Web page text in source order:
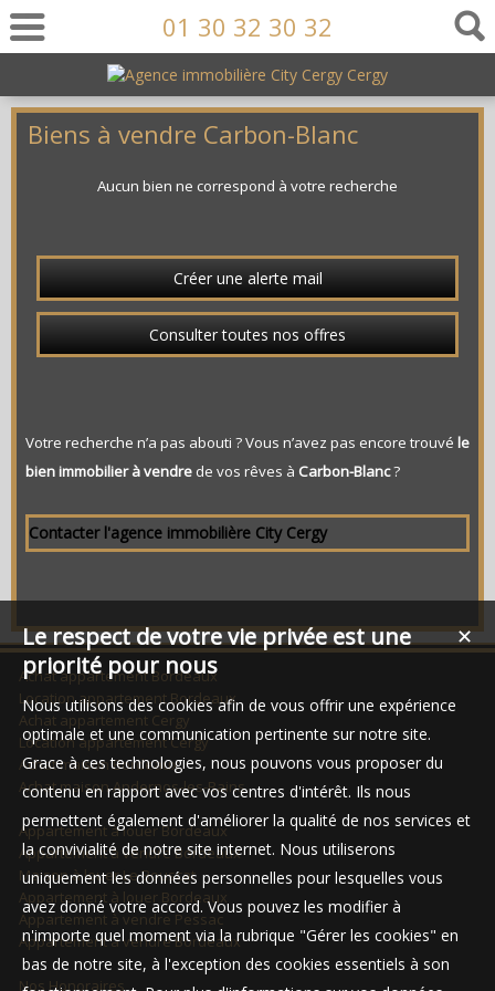
01 30 32 30 32
Biens à vendre Carbon-Blanc
Aucun bien ne correspond à votre recherche
Créer une alerte mail
Consulter toutes nos offres
Votre recherche n’a pas abouti ? Vous n’avez pas encore trouvé le
bien immobilier à vendre de vos rêves à Carbon-Blanc?
Contacter l'agence immobilière City Cergy
Achat appartement Bordeaux
Location appartement Bordeaux
Achat appartement Cergy
Location appartement Cergy
Achat maison Bordeaux
Achat maison Andernos-les-Bains
Appartement à louer Bordeaux
Appartement à vendre Bordeaux
Maison à louer Le Bouscat
Appartement à louer Bordeaux
Appartement à vendre Pessac
Appartement à vendre Bordeaux
Nos Honoraires
✕
Le respect de votre vie privée est une
priorité pour nous
Nous utilisons des cookies afin de vous offrir une expérience
optimale et une communication pertinente sur notre site.
Grace à ces technologies, nous pouvons vous proposer du
contenu en rapport avec vos centres d'intérêt. Ils nous
permettent également d'améliorer la qualité de nos services et
la convivialité de notre site internet. Nous utiliserons
uniquement les données personnelles pour lesquelles vous
avez donné votre accord. Vous pouvez les modifier à
n'importe quel moment via la rubrique "Gérer les cookies" en
bas de notre site, à l'exception des cookies essentiels à son